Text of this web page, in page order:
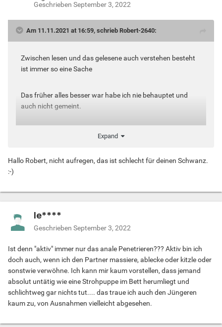
Geschrieben September 3, 2022
Am 11.11.2021 at 16:59, schrieb Robert-2640:
Zwischen lesen und das gelesene auch verstehen besteht
ist immer so eine Sache
Das früher alles besser war habe ich nie behauptet und
auch nicht gemeint.
Expand
Hallo Robert, nicht aufregen, das ist schlecht für deinen Schwanz.
:-)
le****
Geschrieben September 3, 2022
Ist denn "aktiv" immer nur das anale Penetrieren??? Aktiv bin ich
doch auch, wenn ich den Partner massiere, ablecke oder kitzle oder
sonstwie verwöhne. Ich kann mir kaum vorstellen, dass jemand
absolut untätig wie eine Strohpuppe im Bett herumliegt und
schlichtweg gar nichts tut.... das traue ich auch den Jüngeren
kaum zu, von Ausnahmen vielleicht abgesehen.